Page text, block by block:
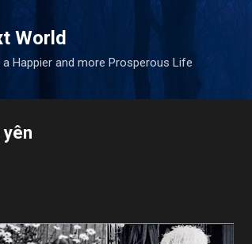
World
Happier and more Prosperous Life
yên